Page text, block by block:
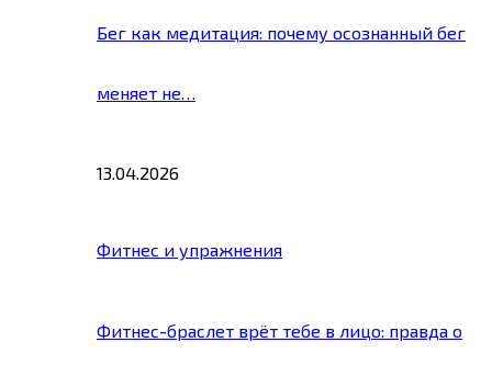
Бег как медитация: почему осознанный бег
меняет не…
13.04.2026
Фитнес и упражнения
Фитнес-браслет врёт тебе в лицо: правда о